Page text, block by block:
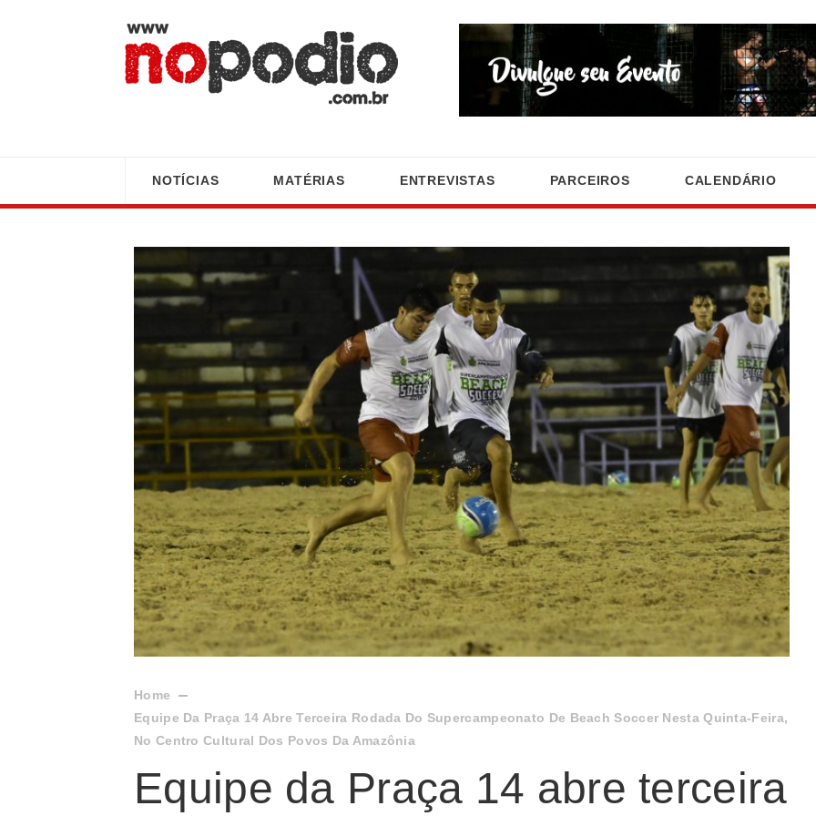
NOTÍCIAS MATÉRIAS ENTREVISTAS PARCEIROS CALENDÁRIO
Home
Equipe Da Praça 14 Abre Terceira Rodada Do Supercampeonato De Beach Soccer Nesta Quinta-Feira,
No Centro Cultural Dos Povos Da Amazônia
Equipe da Praça 14 abre terceira